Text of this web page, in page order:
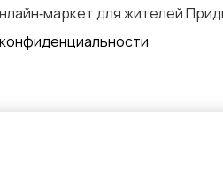
для жителей